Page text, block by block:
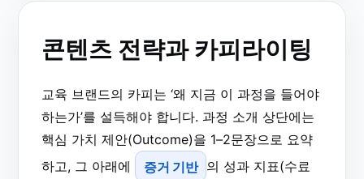
콘텐츠 전략과 카피라이팅
교육 브랜드의 카피는 ‘왜 지금 이 과정을 들어야
하는가’를 설득해야 합니다. 과정 소개 상단에는
핵심 가치 제안(Outcome)을 1–2문장으로 요약
하고, 그 아래에
증거 기반 의 성과 지표(수료